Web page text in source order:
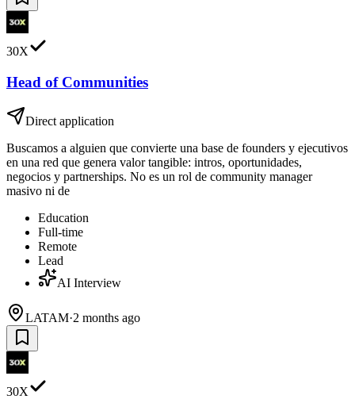
30X
Head of Communities
Direct application
Buscamos a alguien que convierte una base de founders y ejecutivos
en una red que genera valor tangible: intros, oportunidades,
negocios y partnerships. No es un rol de community manager
masivo ni de
Education
Full-time
Remote
Lead
AI Interview
LATAM·2 months ago
30X